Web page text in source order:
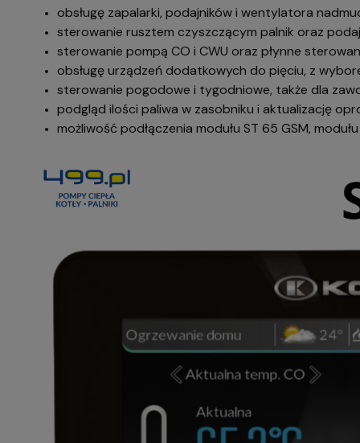
obsługę zapalarki, podajników i wentylatora
sterowanie rusztem czyszczącym palnik oraz
sterowanie pompą CO i CWU oraz płynne
obsługę urządzeń dodatkowych do pięciu, z
sterowanie pogodowe i tygodniowe, także dla
podgląd ilości paliwa w zasobniku i aktualizację
możliwość podłączenia modułu ST 65 GSM,